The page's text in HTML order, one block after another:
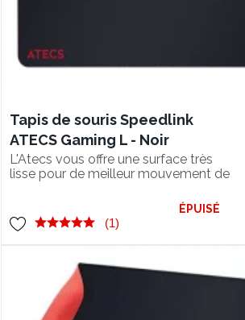
Tapis de souris Speedlink
ATECS Gaming L - Noir
L'Atecs vous offre une surface très
lisse pour de meilleur mouvement de
(1)
ÉPUISÉ